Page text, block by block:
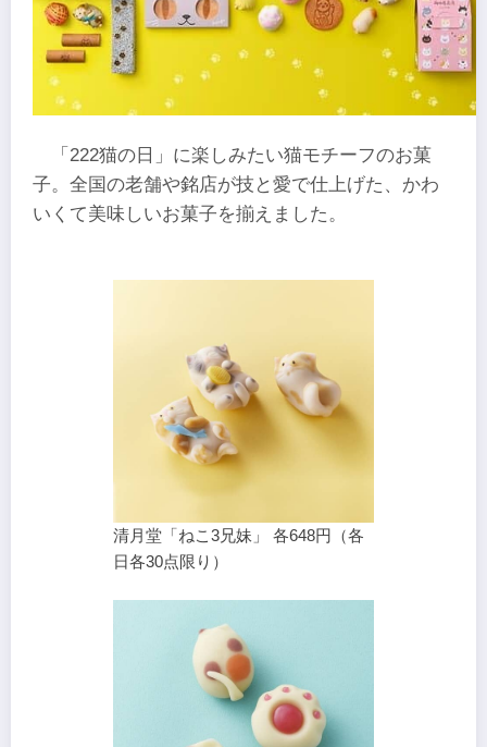
「222猫の日」に楽しみたい猫モチーフのお菓
子。全国の老舗や銘店が技と愛で仕上げた、かわ
いくて美味しいお菓子を揃えました。
清月堂「ねこ3兄妹」 各648円（各
日各30点限り）